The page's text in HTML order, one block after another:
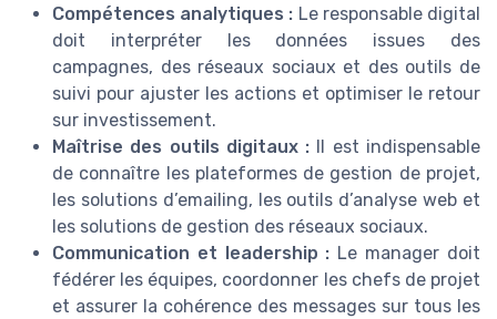
Compétences analytiques : Le responsable digital
doit interpréter les données issues des
campagnes, des réseaux sociaux et des outils de
suivi pour ajuster les actions et optimiser le retour
sur investissement.
Maîtrise des outils digitaux : Il est indispensable
de connaître les plateformes de gestion de projet,
les solutions d’emailing, les outils d’analyse web et
les solutions de gestion des réseaux sociaux.
Communication et leadership : Le manager doit
fédérer les équipes, coordonner les chefs de projet
et assurer la cohérence des messages sur tous les